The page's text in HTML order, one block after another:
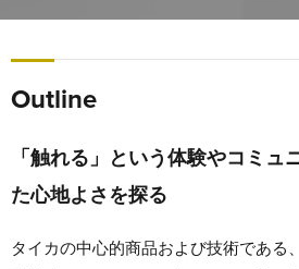
Outline
「触れる」という体験やコミュ
た心地よさを探る
タイカの中心的商品および技術である